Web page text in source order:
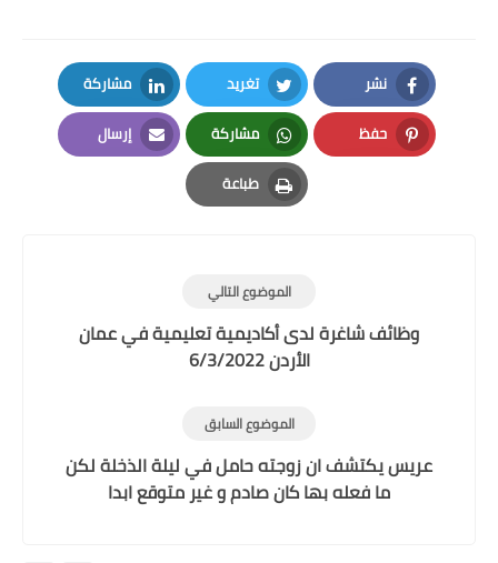
نشر
Facebook
تغريد
Twitter
مشاركة
LinkedIn
حفظ
Pinterest
مشاركة
Whatsapp
إرسال
Email
طباعة
Print
الموضوع التالي
وظائف شاغرة لدى أكاديمية تعليمية في عمان
الأردن 6/3/2022
الموضوع السابق
عريس يكتشف ان زوجته حامل في ليلة الذخلة لكن
ما فعله بها كان صادم و غير متوقع ابدا